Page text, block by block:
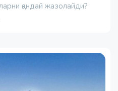
қандай жазолайди?